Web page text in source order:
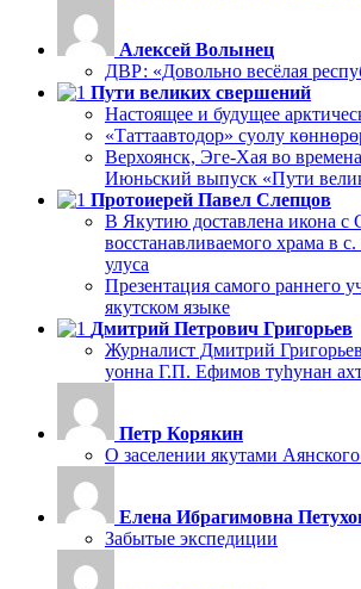
Алексей Волынец
ДВР: «Довольно весёлая
Пути великих свершений
Настоящее и будущее
«Таттаавтодор» суолу
Верхоянск, Эге-Хая во
Июньский выпуск «Пути
Протоиерей Павел Слепцов
В Якутию доставлена икона с
восстанавливаемого храма в
улуса
Презентация самого раннего
якутском языке
Дмитрий Петрович Григорьев
Журналист Дмитрий
уонна Г.П. Ефимов туһунан
Петр Корякин
О заселении якутами Аянского
Елена Ибрагимовна
Забытые экспедиции